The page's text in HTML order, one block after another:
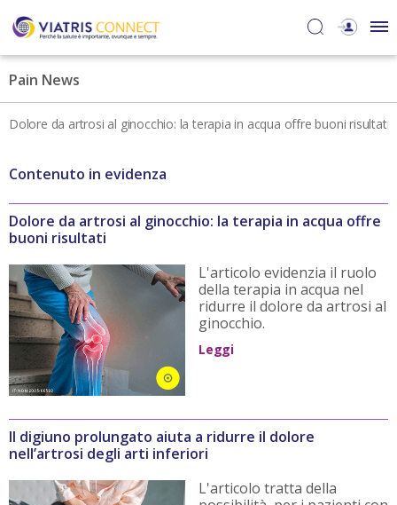
Pain News
Dolore da artrosi al ginocchio: la terapia in acqua offre buoni risultati
Contenuto in evidenza
Dolore da artrosi al ginocchio: la terapia in acqua offre
buoni risultati
L'articolo evidenzia il ruolo
della terapia in acqua nel
ridurre il dolore da artrosi al
ginocchio.
Leggi
Il digiuno prolungato aiuta a ridurre il dolore
nell’artrosi degli arti inferiori
L'articolo tratta della